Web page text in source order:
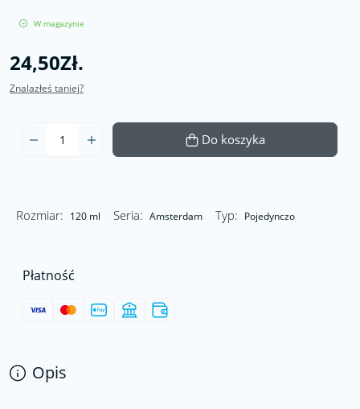
W magazynie
24,50Zł.
Znalazłeś taniej?
Do koszyka
Rozmiar: 120 ml Seria: Amsterdam Typ: Pojedynczo
Płatność
Opis